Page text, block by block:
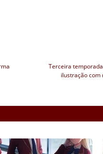
Terceira
ilustração com